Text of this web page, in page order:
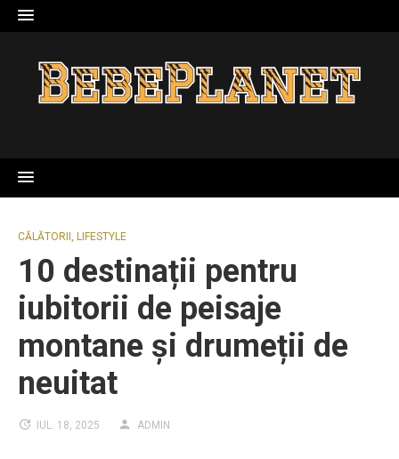
Skip
to
CĂLĂTORII , LIFESTYLE
10 destinații pentru
iubitorii de peisaje
montane și drumeții de
neuitat
IUL. 18, 2025 ADMIN